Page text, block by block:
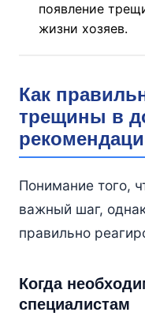
появление
жизни хозяев.
Как
трещины в
Понимание того,
важный шаг,
правильно
Когда
специалистам